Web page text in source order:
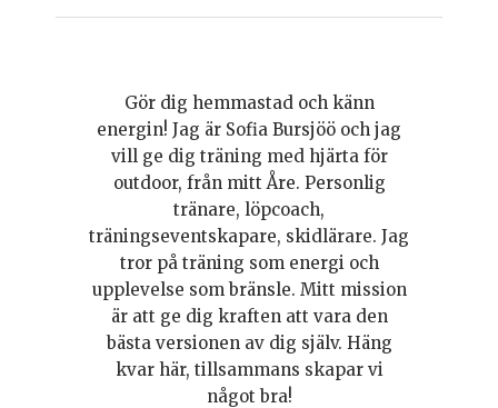
Gör dig hemmastad och känn
energin! Jag är Sofia Bursjöö och jag
vill ge dig träning med hjärta för
outdoor, från mitt Åre. Personlig
tränare, löpcoach,
träningseventskapare, skidlärare. Jag
tror på träning som energi och
upplevelse som bränsle. Mitt mission
är att ge dig kraften att vara den
bästa versionen av dig själv. Häng
kvar här, tillsammans skapar vi
något bra!